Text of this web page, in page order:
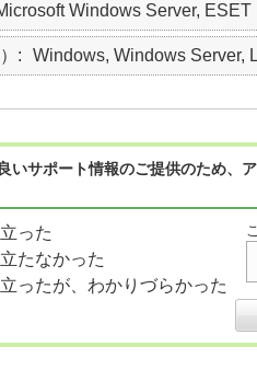
Windows Server,
Windows, Windows Server,
良いサポート情報のご提供のため
った
たなかった
ったが、わかりづらかった